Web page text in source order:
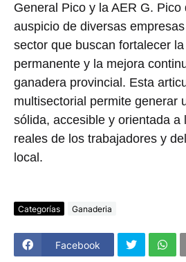
General Pico y la AER G. Pico
auspicio de diversas
sector que buscan fortalecer
permanente y la mejora
ganadera provincial. Esta
multisectorial permite generar
sólida, accesible y orientada a
reales de los trabajadores y
local.
Categorías Ganaderia
Facebook